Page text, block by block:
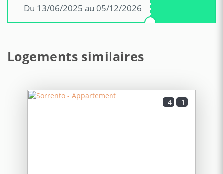
Du 13/06/2025 au 05/12/2026
Logements similaires
4 1